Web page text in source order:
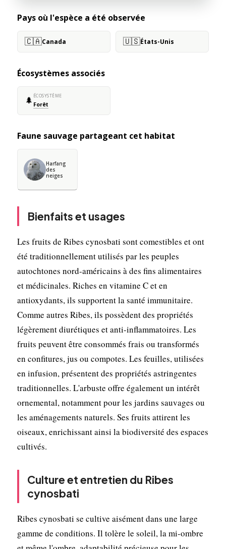
Pays où l'espèce a été observée
🇨🇦Canada 🇺🇸États-Unis
Écosystèmes associés
🌲 ÉCOSYSTÈME
Forêt
Faune sauvage partageant cet habitat
Harfang
des
neiges
Bienfaits et usages
Les fruits de Ribes cynosbati sont comestibles et ont
été traditionnellement utilisés par les peuples
autochtones nord-américains à des fins alimentaires
et médicinales. Riches en vitamine C et en
antioxydants, ils supportent la santé immunitaire.
Comme autres Ribes, ils possèdent des propriétés
légèrement diurétiques et anti-inflammatoires. Les
fruits peuvent être consommés frais ou transformés
en confitures, jus ou compotes. Les feuilles, utilisées
en infusion, présentent des propriétés astringentes
traditionnelles. L'arbuste offre également un intérêt
ornemental, notamment pour les jardins sauvages ou
les aménagements naturels. Ses fruits attirent les
oiseaux, enrichissant ainsi la biodiversité des espaces
cultivés.
Culture et entretien du Ribes
cynosbati
Ribes cynosbati se cultive aisément dans une large
gamme de conditions. Il tolère le soleil, la mi-ombre